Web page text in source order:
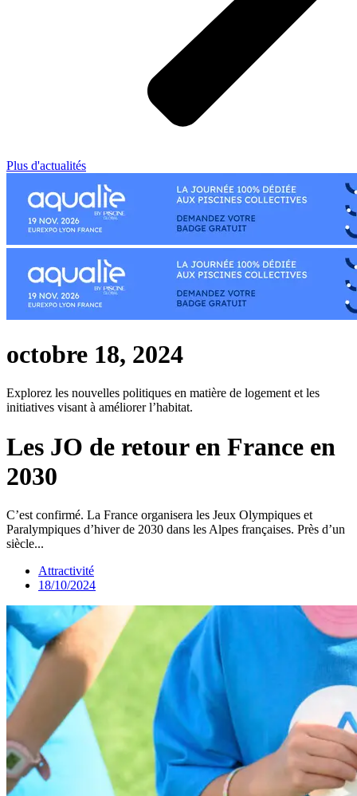
Plus d'actualités
octobre 18, 2024
Explorez les nouvelles politiques en matière de logement et les
initiatives visant à améliorer l’habitat.
Les JO de retour en France en
2030
C’est confirmé. La France organisera les Jeux Olympiques et
Paralympiques d’hiver de 2030 dans les Alpes françaises. Près d’un
siècle...
Attractivité
18/10/2024